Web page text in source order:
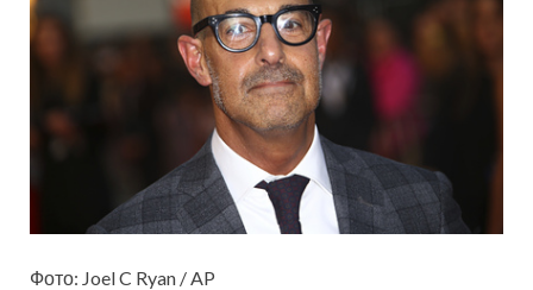
Фото: Joel C Ryan / AP